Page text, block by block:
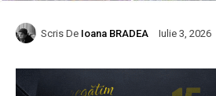
Scris De Ioana BRADEA Iulie 3, 2026